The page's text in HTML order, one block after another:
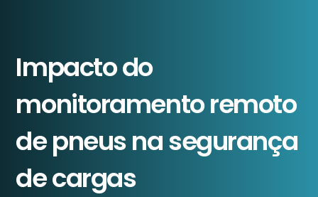
Impacto do
monitoramento remoto
de pneus na segurança
de cargas